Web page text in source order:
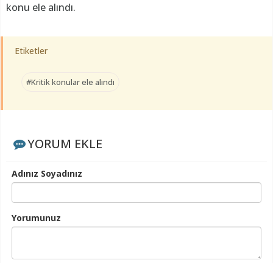
konu ele alındı.
Etiketler
#Kritik konular ele alındı
YORUM EKLE
Adınız Soyadınız
Yorumunuz